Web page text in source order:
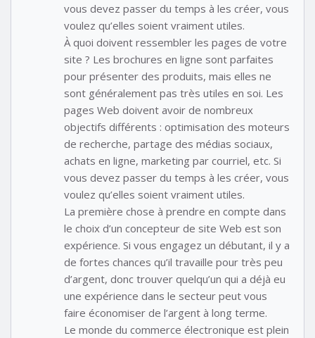
vous devez passer du temps à les créer, vous
voulez qu’elles soient vraiment utiles.
À quoi doivent ressembler les pages de votre
site ? Les brochures en ligne sont parfaites
pour présenter des produits, mais elles ne
sont généralement pas très utiles en soi. Les
pages Web doivent avoir de nombreux
objectifs différents : optimisation des moteurs
de recherche, partage des médias sociaux,
achats en ligne, marketing par courriel, etc. Si
vous devez passer du temps à les créer, vous
voulez qu’elles soient vraiment utiles.
La première chose à prendre en compte dans
le choix d’un concepteur de site Web est son
expérience. Si vous engagez un débutant, il y a
de fortes chances qu’il travaille pour très peu
d’argent, donc trouver quelqu’un qui a déjà eu
une expérience dans le secteur peut vous
faire économiser de l’argent à long terme.
Le monde du commerce électronique est plein